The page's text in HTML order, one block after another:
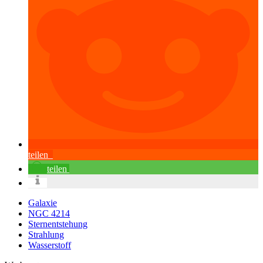
teilen
teilen
Galaxie
NGC 4214
Sternentstehung
Strahlung
Wasserstoff